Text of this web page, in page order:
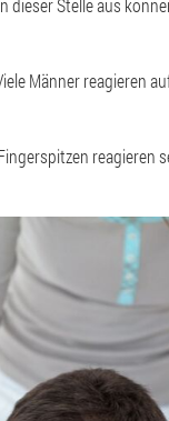
Stelle aus
Männer reagieren